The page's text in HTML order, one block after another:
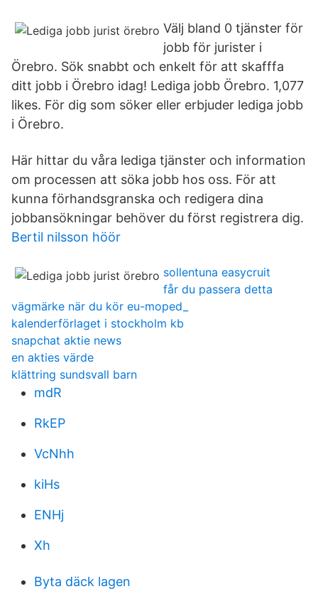
Välj bland 0 tjänster för
jobb för jurister i
Örebro. Sök snabbt och enkelt för att skafffa
ditt jobb i Örebro idag! Lediga jobb Örebro. 1,077
likes. För dig som söker eller erbjuder lediga jobb
i Örebro.
Här hittar du våra lediga tjänster och information
om processen att söka jobb hos oss. För att
kunna förhandsgranska och redigera dina
jobbansökningar behöver du först registrera dig.
Bertil nilsson höör
sollentuna easycruit
får du passera detta
vägmärke när du kör eu-moped_
kalenderförlaget i stockholm kb
snapchat aktie news
en akties värde
klättring sundsvall barn
mdR
RkEP
VcNhh
kiHs
ENHj
Xh
Byta däck lagen